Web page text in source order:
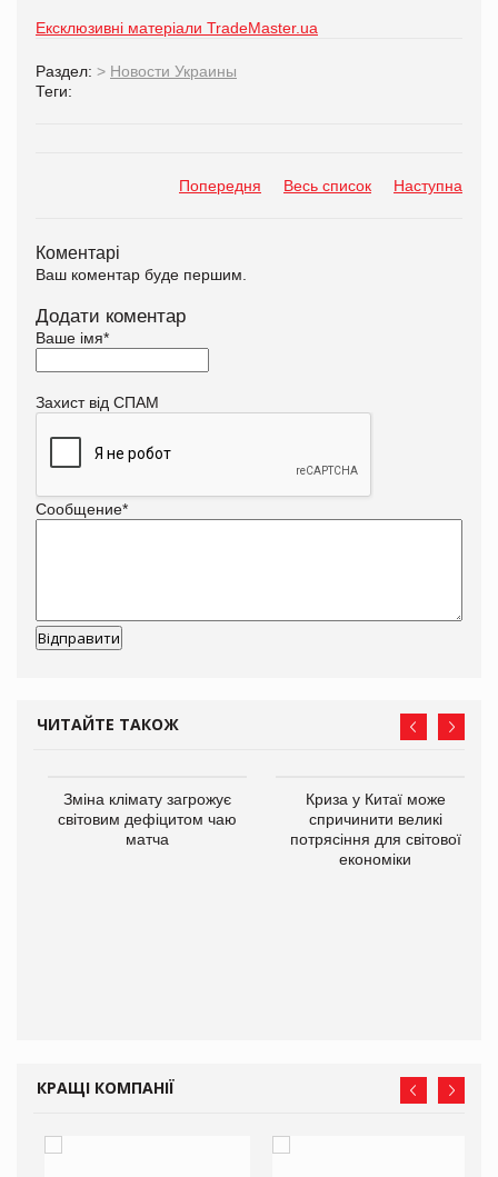
Ексклюзивні матеріали TradeMaster.ua
Раздел: > Новости Украины
Теги:
Попередня Весь список Наступна
Коментарі
Ваш коментар буде першим.
Додати коментар
Ваше імя*
Захист від СПАМ
Сообщение*
ЧИТАЙТЕ ТАКОЖ
Зміна клімату загрожує
світовим дефіцитом чаю
матча
Криза у Китаї може
спричинити великі
потрясіння для світової
економіки
КРАЩІ КОМПАНІЇ